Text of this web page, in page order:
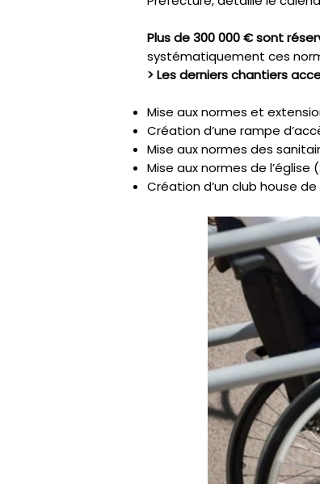
Plus de 300 000 € sont
systématiquement ces
> Les derniers chantiers
Mise aux normes et
Création d’une rampe
Mise aux normes des
Mise aux normes de l’église
Création d’un club house